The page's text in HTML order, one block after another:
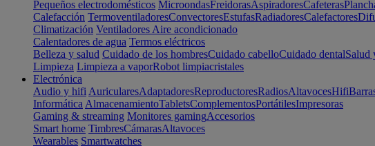
Pequeños electrodomésticos MicroondasFreidorasAspiradoresCafeteras
Calefacción TermoventiladoresConvectoresEstufasRadiadoresCalefactores
Climatización Ventiladores Aire acondicionado
Calentadores de agua Termos eléctricos
Belleza y salud Cuidado de los hombresCuidado cabelloCuidado dentalSalud
Limpieza Limpieza a vaporRobot limpiacristales
Electrónica
Audio y hifi AuricularesAdaptadoresReproductoresRadiosAltavocesHifi
Informática AlmacenamientoTabletsComplementosPortátilesImpresoras
Gaming & streaming Monitores gamingAccesorios
Smart home TimbresCámarasAltavoces
Wearables Smartwatches